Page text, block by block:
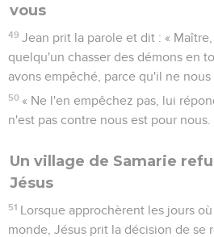
vous
49 Jean prit la parole et dit : «
quelqu'un chasser des démons en
avons empêché, parce qu'il ne nous
50 « Ne l'en empêchez pas, lui
n'est pas contre nous est pour nous.
Un village de Samarie
Jésus
51 Lorsque approchèrent les jours
monde, Jésus prit la décision de se